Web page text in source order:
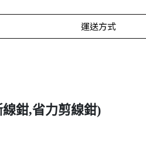
運送方式
鉗,省力剪線鉗)